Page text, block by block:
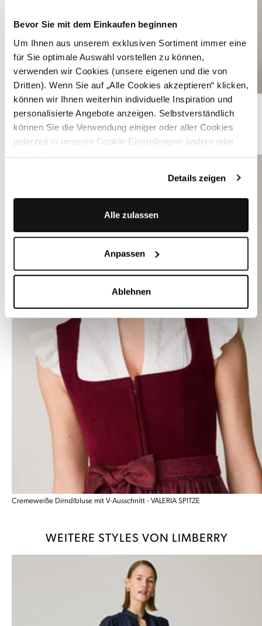
Bevor Sie mit dem Einkaufen beginnen
Um Ihnen aus unserem exklusiven Sortiment immer eine
für Sie optimale Auswahl vorstellen zu können,
verwenden wir Cookies (unsere eigenen und die von
Dritten). Wenn Sie auf „Alle Cookies akzeptieren“ klicken,
können wir Ihnen weiterhin individuelle Inspiration und
personalisierte Angebote anzeigen. Selbstverständlich
können Sie die Verwendung einiger oder aller Cookies
jederzeit in unseren Cookie-Einstellungen ändern oder
Details zeigen
Alle zulassen
Anpassen
Ablehnen
Weinrotes strukturiertes Dirndl - RAVEN RHODODENDRON
ÄHNLICHE PRODUKTE
Cremeweiße Dirndlbluse mit V-Ausschnitt - VALERIA SPITZE
WEITERE STYLES VON LIMBERRY